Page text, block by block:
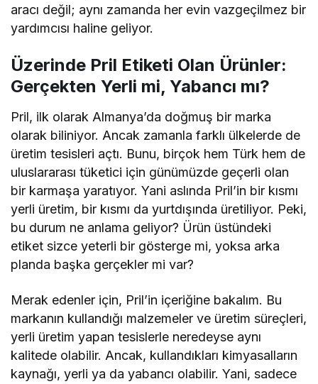
aracı değil; aynı zamanda her evin vazgeçilmez bir
yardımcısı haline geliyor.
Üzerinde Pril Etiketi Olan Ürünler:
Gerçekten Yerli mi, Yabancı mı?
Pril, ilk olarak Almanya’da doğmuş bir marka
olarak biliniyor. Ancak zamanla farklı ülkelerde de
üretim tesisleri açtı. Bunu, birçok hem Türk hem de
uluslararası tüketici için günümüzde geçerli olan
bir karmaşa yaratıyor. Yani aslında Pril’in bir kısmı
yerli üretim, bir kısmı da yurtdışında üretiliyor. Peki,
bu durum ne anlama geliyor? Ürün üstündeki
etiket sizce yeterli bir gösterge mi, yoksa arka
planda başka gerçekler mi var?
Merak edenler için, Pril’in içeriğine bakalım. Bu
markanın kullandığı malzemeler ve üretim süreçleri,
yerli üretim yapan tesislerle neredeyse aynı
kalitede olabilir. Ancak, kullandıkları kimyasalların
kaynağı, yerli ya da yabancı olabilir. Yani, sadece